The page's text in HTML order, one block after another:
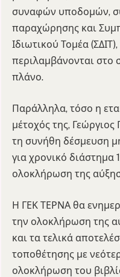
συναφών υποδομών,
παραχώρησης και
Ιδιωτικού Τομέα
περιλαμβάνονται στο
πλάνο.
Παράλληλα, τόσο η
μέτοχός της,
τη συνήθη δέσμευση
για χρονικό
ολοκλήρωση της
Η ΓΕΚ ΤΕΡΝΑ θα
την ολοκλήρωση της
και τα τελικά
τοποθέτησης με
ολοκλήρωση του